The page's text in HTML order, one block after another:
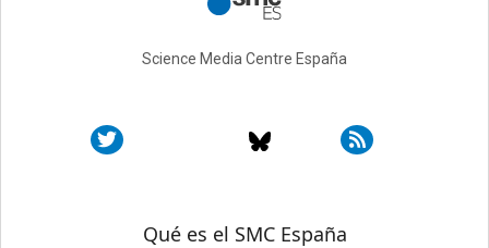
Science Media Centre España
Sobre SMC España
Qué es el SMC España